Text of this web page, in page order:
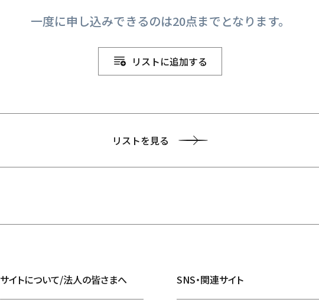
一度に申し込みできるのは20点までとなります。
リストに追加する
リストを見る
サイトについて/法人の皆さまへ SNS・関連サイト